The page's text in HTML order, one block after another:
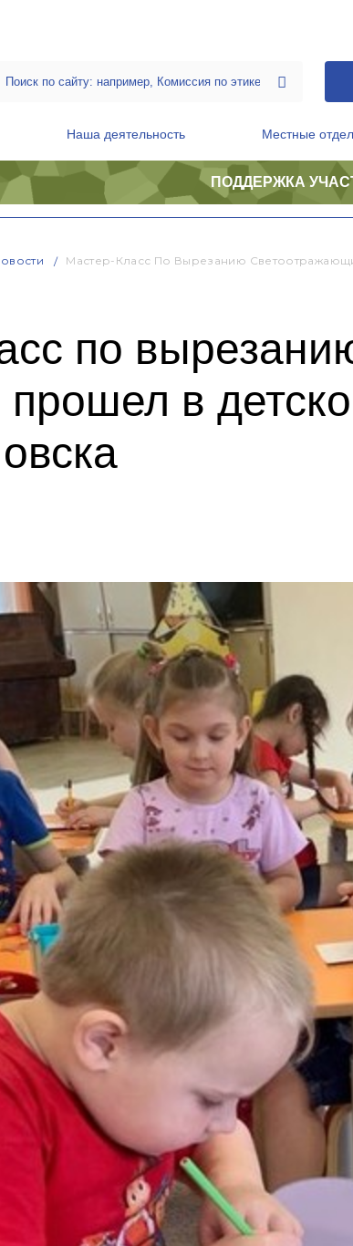
Наша деятельность Местные
ПОДДЕРЖКА
Мастер-Класс По Вырезанию
по
прошел в